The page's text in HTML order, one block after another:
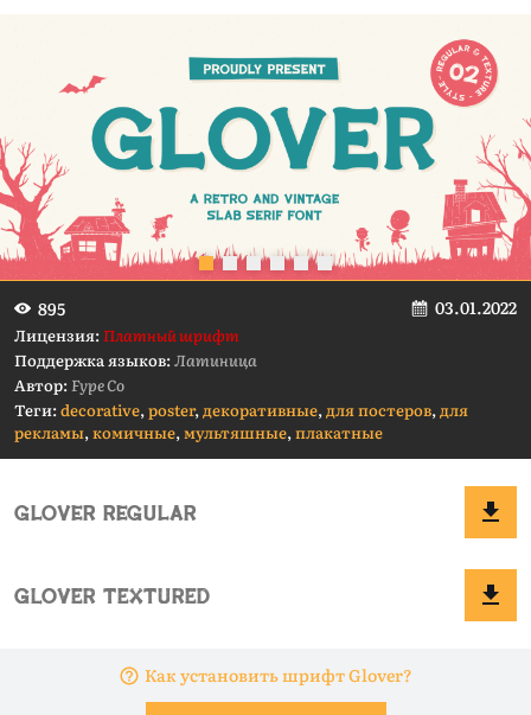
895 03.01.2022
Лицензия:Платный шрифт
Поддержка языков:Латиница
Автор:Fype Co
Теги:decorative,poster,декоративные,для постеров,для
рекламы,комичные,мультяшные,плакатные
Как установить шрифт Glover?